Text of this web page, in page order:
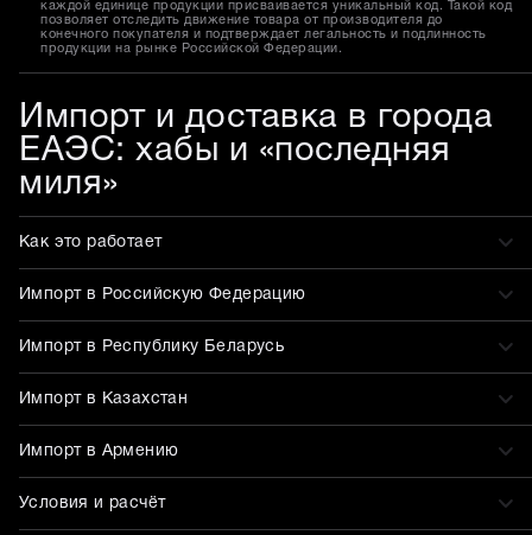
каждой единице продукции присваивается уникальный код. Такой код
позволяет отследить движение товара от производителя до
конечного покупателя и подтверждает легальность и подлинность
продукции на рынке Российской Федерации.
Импорт и доставка в города
ЕАЭС: хабы и «последняя
миля»
Как это работает
Импорт в Российскую Федерацию
Импорт в Республику Беларусь
Импорт в Казахстан
Импорт в Армению
Условия и расчёт